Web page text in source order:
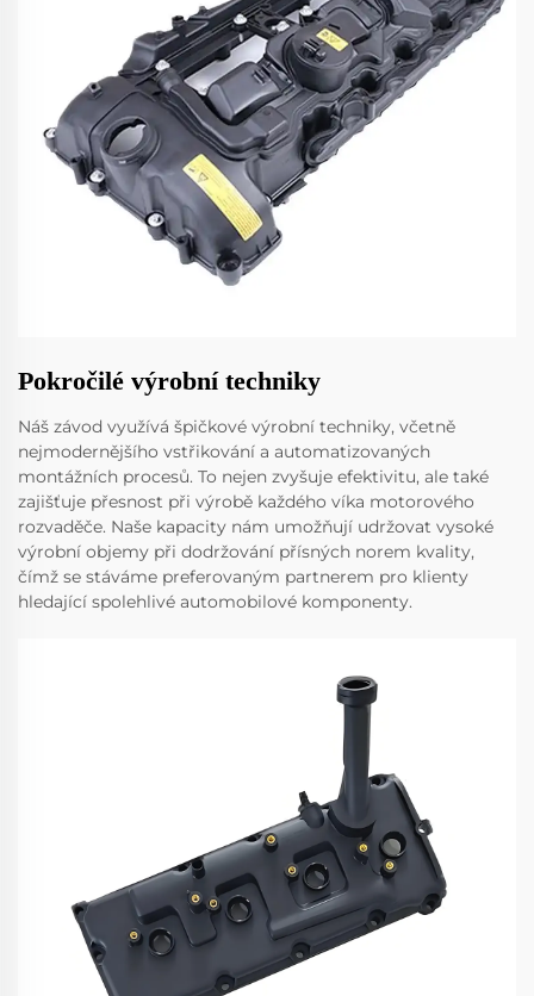
Pokročilé výrobní techniky
Náš závod využívá špičkové výrobní techniky, včetně
nejmodernějšího vstřikování a automatizovaných
montážních procesů. To nejen zvyšuje efektivitu, ale také
zajišťuje přesnost při výrobě každého víka motorového
rozvaděče. Naše kapacity nám umožňují udržovat vysoké
výrobní objemy při dodržování přísných norem kvality,
čímž se stáváme preferovaným partnerem pro klienty
hledající spolehlivé automobilové komponenty.